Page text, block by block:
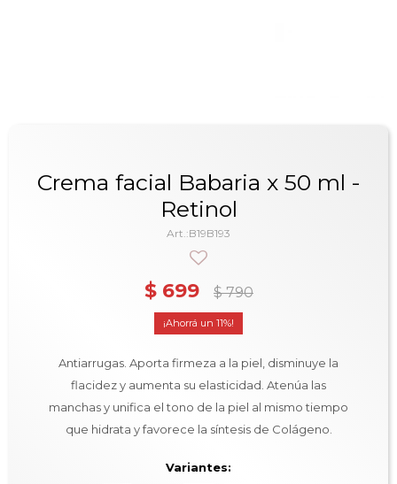
Crema facial Babaria x 50 ml -
Retinol
B19B193
$ 699 $ 790
11
Antiarrugas. Aporta firmeza a la piel, disminuye la
flacidez y aumenta su elasticidad. Atenúa las
manchas y unifica el tono de la piel al mismo tiempo
que hidrata y favorece la síntesis de Colágeno.
Variantes: